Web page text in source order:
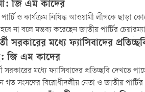
জি এম কাদের
ও কার্যক্রম নিষিদ্ধ আওয়ামী লীগকে ছাড়া
না বলে মন্তব্য করেছেন জাতীয় পার্টির
(জিএম) কাদের। আজ বৃহস্পতিবার বিকেলে
রাজধানীর কাকরাইলে কেন্দ্রীয় কার্যালয়ের
জি এম কাদের।
সরকারের মধ্যে ফ্যাসিবাদের
জি এম কাদের
সরকারের মধ্যে ফ্যাসিবাদের প্রতিচ্ছবি দেখতে
গত সংসদের বিরোধীদলীয় নেতা ও জাতীয়